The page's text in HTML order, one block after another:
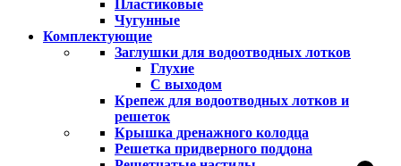
Пластиковые
Чугунные
Комплектующие
Заглушки для водоотводных лотков
Глухие
С выходом
Крепеж для водоотводных лотков и
решеток
Крышка дренажного колодца
Решетка придверного поддона